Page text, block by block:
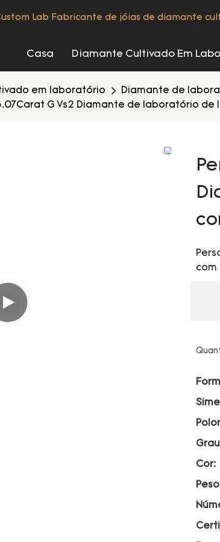
Lab Fabricante de jóias de diamante
Casa Diamante Cultivado Em
em laboratório Diamante de
G Vs2 Diamante de laboratório
com
Cor: